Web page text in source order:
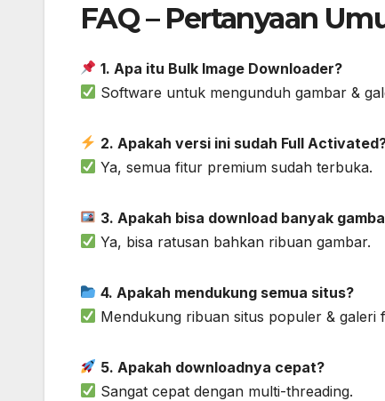
FAQ – Pertanyaan
1. Apa itu Bulk Image Downloader?
Software untuk mengunduh gambar &
2. Apakah versi ini sudah Full
Ya, semua fitur premium sudah terbuka.
3. Apakah bisa download banyak
Ya, bisa ratusan bahkan ribuan gambar.
4. Apakah mendukung semua situs?
Mendukung ribuan situs populer & galeri
5. Apakah downloadnya cepat?
Sangat cepat dengan multi-threading.